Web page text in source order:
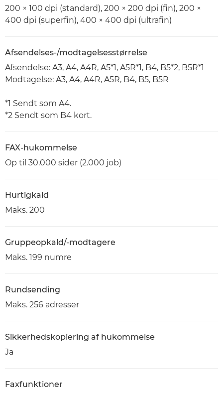
200 × 100 dpi (standard), 200 × 200 dpi (fin), 200 ×
400 dpi (superfin), 400 × 400 dpi (ultrafin)
Afsendelses-/modtagelsesstørrelse
Afsendelse: A3, A4, A4R, A5*1, A5R*1, B4, B5*2, B5R*1
Modtagelse: A3, A4, A4R, A5R, B4, B5, B5R
*1 Sendt som A4.
*2 Sendt som B4 kort.
FAX-hukommelse
Op til 30.000 sider (2.000 job)
Hurtigkald
Maks. 200
Gruppeopkald/-modtagere
Maks. 199 numre
Rundsending
Maks. 256 adresser
Sikkerhedskopiering af hukommelse
Ja
Faxfunktioner